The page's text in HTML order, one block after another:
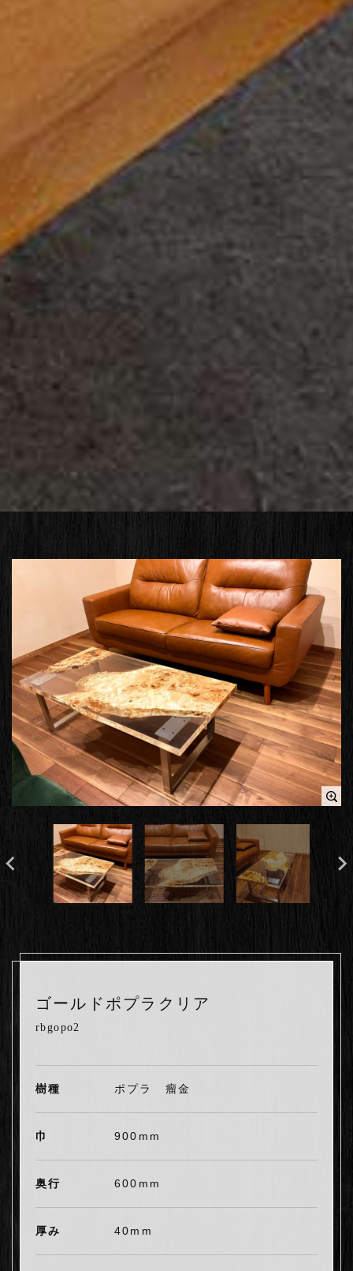
ゴールドポプラクリア
rbgopo2
樹種 ポプラ 瘤金
巾 900mm
奥行 600mm
厚み 40mm